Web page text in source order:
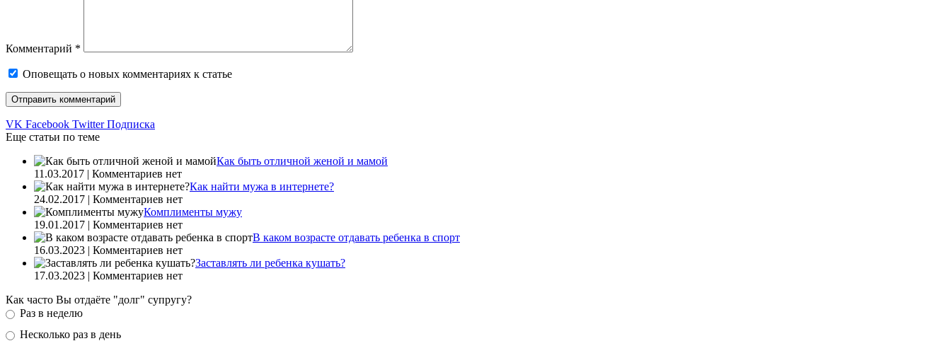
Комментарий *
Оповещать о новых комментариях к статье
VK Facebook Twitter Подписка
Еще статьи по теме
Как быть отличной женой и мамой
11.03.2017 | Комментариев нет
Как найти мужа в интернете?
24.02.2017 | Комментариев нет
Комплименты мужу
19.01.2017 | Комментариев нет
В каком возрасте отдавать ребенка в спорт
16.03.2023 | Комментариев нет
Заставлять ли ребенка кушать?
17.03.2023 | Комментариев нет
Как часто Вы отдаёте "долг" супругу?
Раз в неделю
Несколько раз в день